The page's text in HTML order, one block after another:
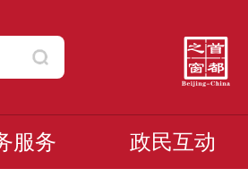
服务 政民互动